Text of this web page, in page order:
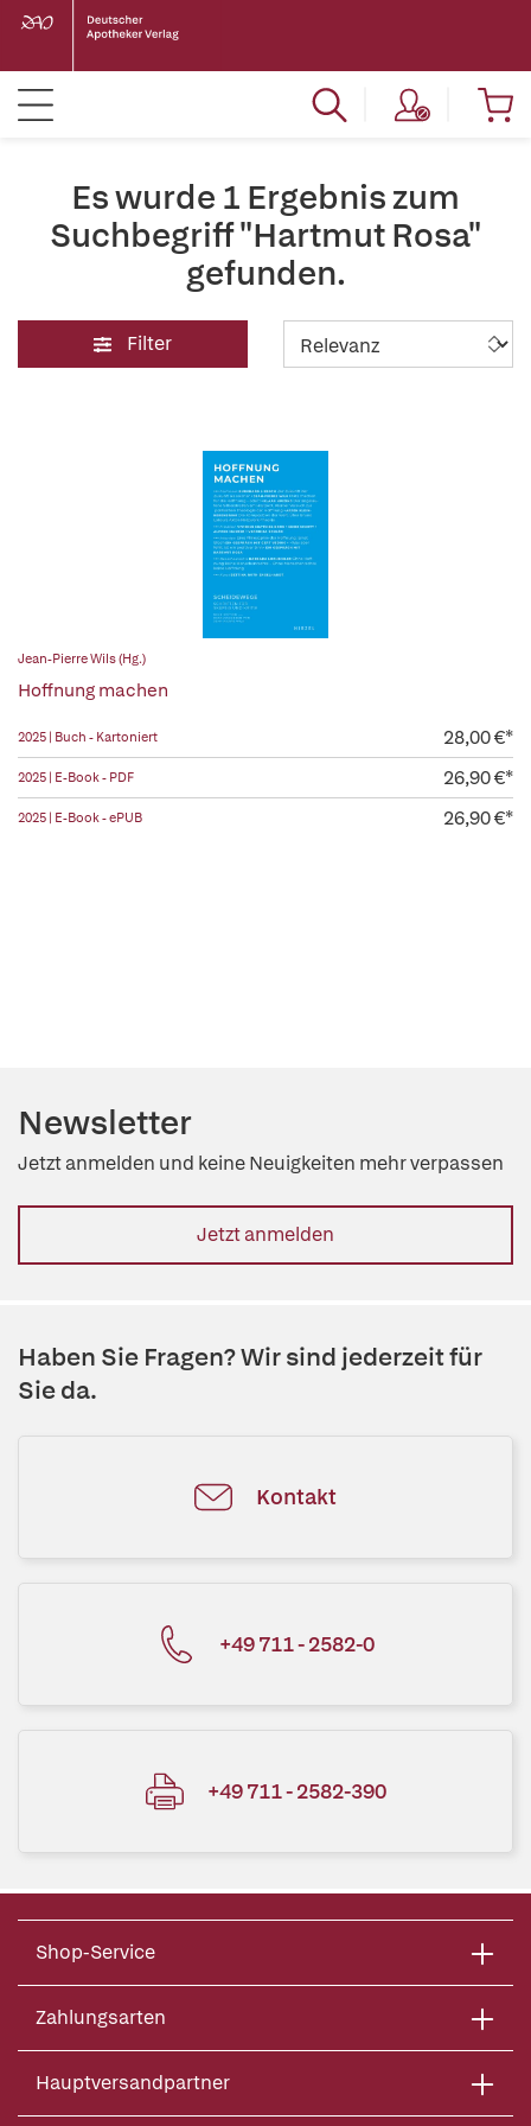
Es wurde 1 Ergebnis zum
Suchbegriff "Hartmut Rosa"
gefunden.
Filter
Jean-Pierre Wils (Hg.)
Hoffnung machen
2025 | Buch - Kartoniert 28,00 €*
2025 | E-Book - PDF 26,90 €*
2025 | E-Book - ePUB 26,90 €*
Newsletter
Jetzt anmelden und keine Neuigkeiten mehr verpassen
Jetzt anmelden
Haben Sie Fragen? Wir sind jederzeit für
Sie da.
Kontakt
+49 711 - 2582-0
+49 711 - 2582-390
Shop-Service
Zahlungsarten
Hauptversandpartner